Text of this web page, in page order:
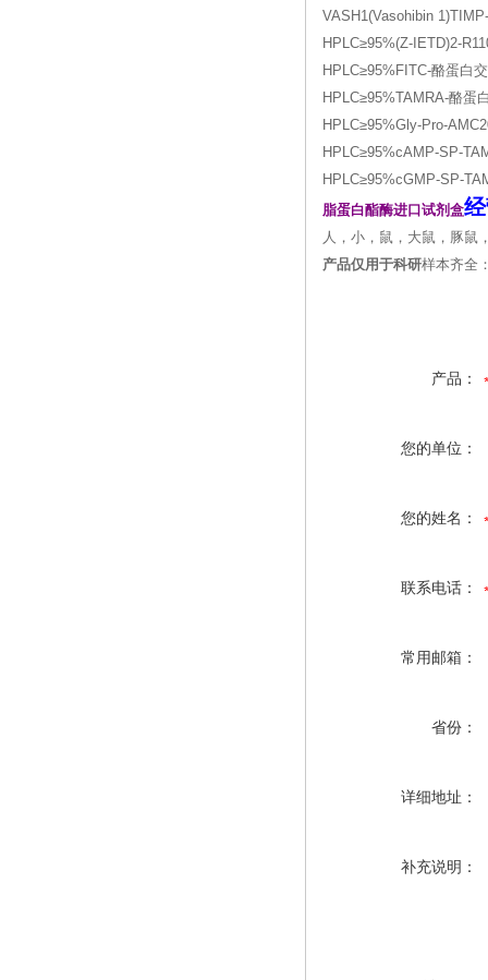
VASH1(Vasohibin
HPLC≥95%(Z-IETD)2-
HPLC≥95%FITC-酪蛋白
HPLC≥95%TAMRA-酪蛋
HPLC≥95%Gly-Pro-
HPLC≥95%cAMP-SP-
HPLC≥95%cGMP-SP-
脂蛋白酯酶进口试剂盒
人，小，鼠，大鼠，豚鼠
产品仅用于科研样本齐全
产品：
您的单位：
您的姓名：
联系电话：
常用邮箱：
省份：
详细地址：
补充说明：